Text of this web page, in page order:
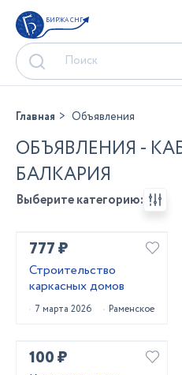
БИРЖА СНГ
Главная Объявления
ОБЪЯВЛЕНИЯ -
БАЛКАРИЯ
Выберите категорию:
777 ₽
Строительство
каркасных домов
7 марта 2026 Раменское
100 ₽